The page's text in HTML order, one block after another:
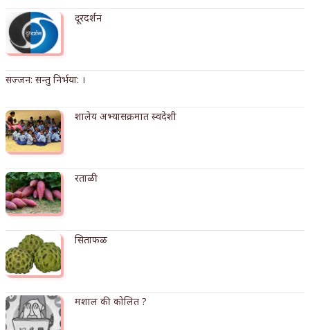
काळजाचे प्रेत
अष्टपैलू : खंडू रांगणेकर
बुडीच खटलं – संयुक्त कुटुंब का गरजेचं?
दूरदर्शन
सज्जन: सन्तु निर्भया: ।
शालेय अभ्यासक्रमात स्वदेशी
रताळी
सिताफळ
मशाल की कोलित ?